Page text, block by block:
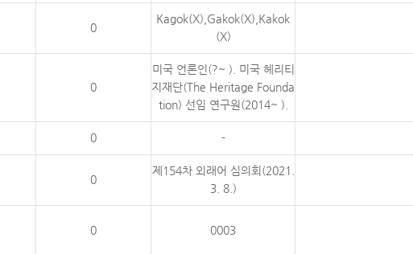
0
Kagok(X),Gakok(X),Kakok
(X)
0
미국 언론인(?~ ). 미국 헤리티
지재단(The Heritage Founda
tion) 선임 연구원(2014~ ).
0 -
0
제154차 외래어 심의회(2021.
3. 8.)
0 0003